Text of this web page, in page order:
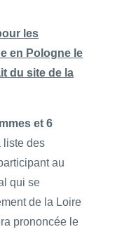
les
en Pologne le
du site de la
et 6
liste des
au
qui se
de la Loire
prononcée le